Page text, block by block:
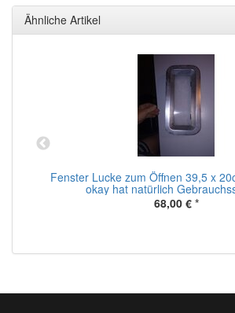
Ähnliche Artikel
Fenster Lucke zum Öffnen 39,5 x
okay hat natürlich
68,00 € *